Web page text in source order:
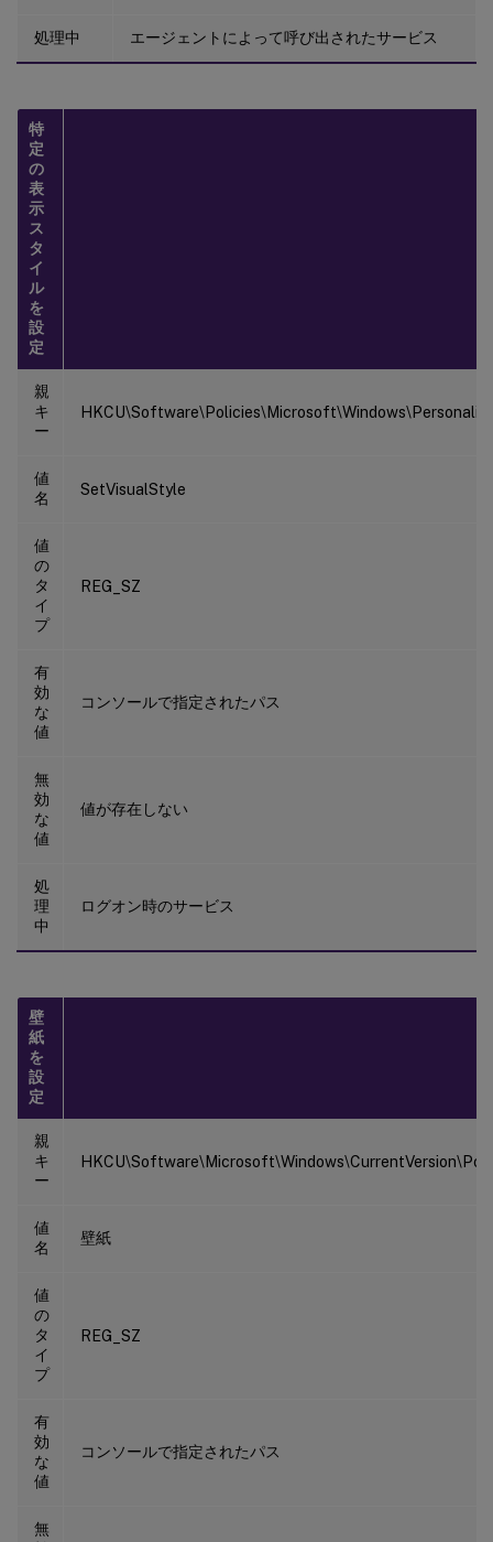
処理中 エージェントによって呼び出されたサービス
特
定
の
表
示
ス
タ
イ
ル
を
設
定
親
キ
ー
値
名
SetVisualStyle
値
の
タ
イ
プ
REG_SZ
有
効
な
値
コンソールで指定されたパス
無
効
な
値
値が存在しない
処
理
中
ログオン時のサービス
壁
紙
を
設
定
親
キ
ー
値
名
壁紙
値
の
タ
イ
プ
REG_SZ
有
効
な
値
コンソールで指定されたパス
無